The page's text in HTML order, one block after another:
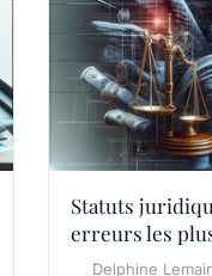
Statuts
erreurs les
Delphine